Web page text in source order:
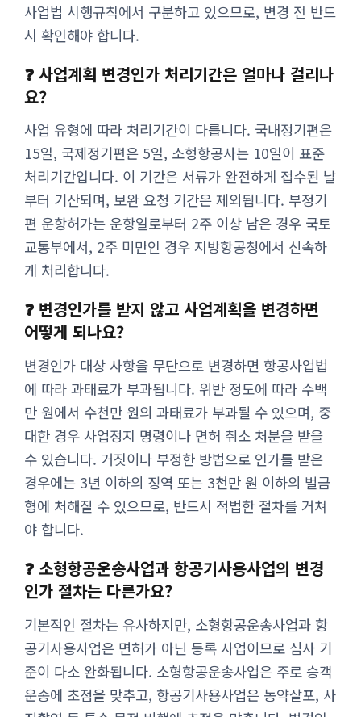
사업법 시행규칙에서 구분하고 있으므로, 변경 전 반드
시 확인해야 합니다.
❓ 사업계획 변경인가 처리기간은 얼마나 걸리나
요?
사업 유형에 따라 처리기간이 다릅니다. 국내정기편은
15일, 국제정기편은 5일, 소형항공사는 10일이 표준
처리기간입니다. 이 기간은 서류가 완전하게 접수된 날
부터 기산되며, 보완 요청 기간은 제외됩니다. 부정기
편 운항허가는 운항일로부터 2주 이상 남은 경우 국토
교통부에서, 2주 미만인 경우 지방항공청에서 신속하
게 처리합니다.
❓ 변경인가를 받지 않고 사업계획을 변경하면
어떻게 되나요?
변경인가 대상 사항을 무단으로 변경하면 항공사업법
에 따라 과태료가 부과됩니다. 위반 정도에 따라 수백
만 원에서 수천만 원의 과태료가 부과될 수 있으며, 중
대한 경우 사업정지 명령이나 면허 취소 처분을 받을
수 있습니다. 거짓이나 부정한 방법으로 인가를 받은
경우에는 3년 이하의 징역 또는 3천만 원 이하의 벌금
형에 처해질 수 있으므로, 반드시 적법한 절차를 거쳐
야 합니다.
❓ 소형항공운송사업과 항공기사용사업의 변경
인가 절차는 다른가요?
기본적인 절차는 유사하지만, 소형항공운송사업과 항
공기사용사업은 면허가 아닌 등록 사업이므로 심사 기
준이 다소 완화됩니다. 소형항공운송사업은 주로 승객
운송에 초점을 맞추고, 항공기사용사업은 농약살포, 사